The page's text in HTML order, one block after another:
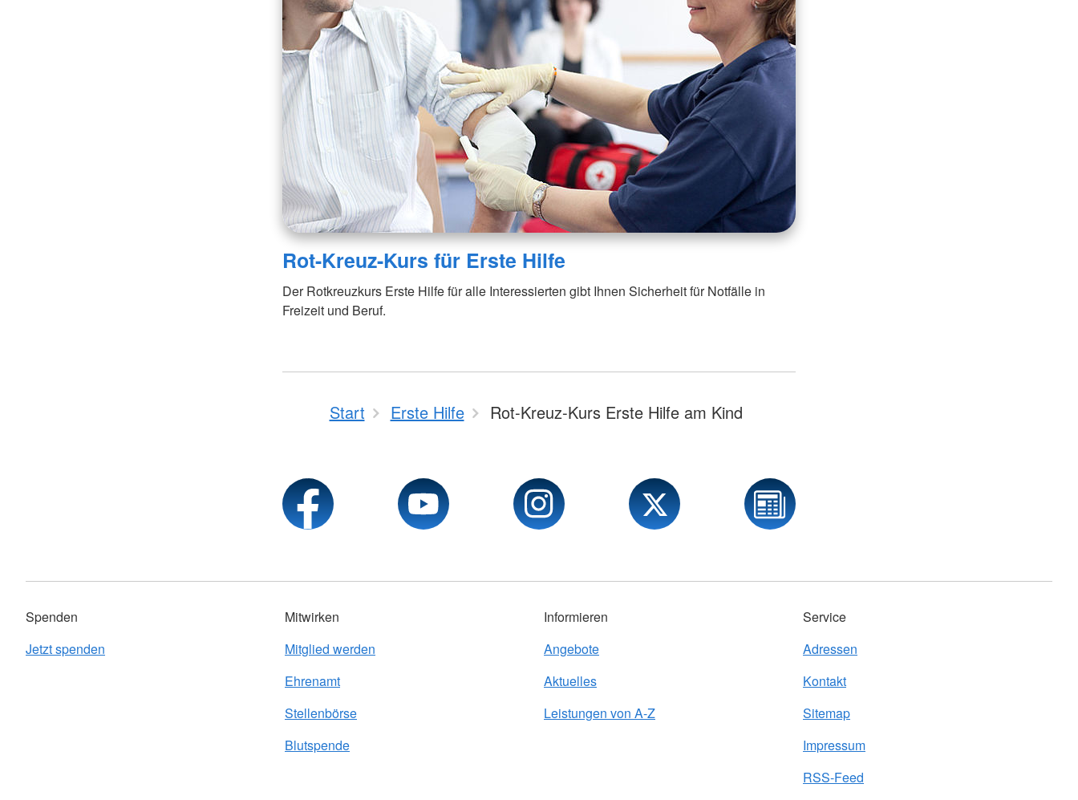
Rot-Kreuz-Kurs für Erste Hilfe
Der Rotkreuzkurs Erste Hilfe für alle Interessierten gibt Ihnen Sicherheit für Notfälle in
Freizeit und Beruf.
Start Erste Hilfe Rot-Kreuz-Kurs Erste Hilfe am Kind
Spenden
Jetzt spenden
Mitwirken
Mitglied werden
Ehrenamt
Stellenbörse
Blutspende
Informieren
Angebote
Aktuelles
Leistungen von A-Z
Service
Adressen
Kontakt
Sitemap
Impressum
RSS-Feed